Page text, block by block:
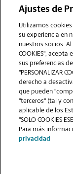
VER
Ajustes de
Utilizamos
su experiencia en
nuestros socios. Al
COOKIES",
sus preferencias
"PERSONALIZAR
derecho a
que pueden
"terceros" (tal y
aplicable de los
"SOLO COOKIES
Para más
privacidad